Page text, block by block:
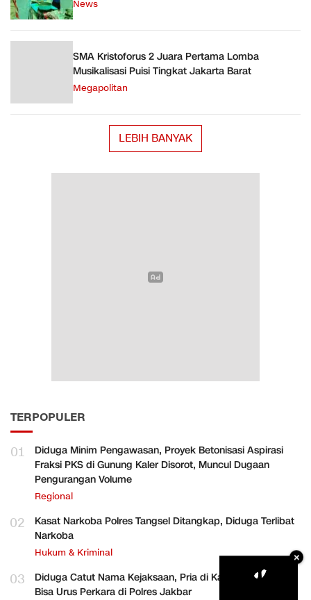
News
SMA Kristoforus 2 Juara Pertama Lomba
Musikalisasi Puisi Tingkat Jakarta Barat
Megapolitan
LEBIH BANYAK
TERPOPULER
01
Diduga Minim Pengawasan, Proyek Betonisasi Aspirasi
Fraksi PKS di Gunung Kaler Disorot, Muncul Dugaan
Pengurangan Volume
Regional
02
Kasat Narkoba Polres Tangsel Ditangkap, Diduga Terlibat
Narkoba
Hukum & Kriminal
03
Diduga Catut Nama Kejaksaan, Pria di Kalideres Mengaku
Bisa Urus Perkara di Polres Jakbar
×